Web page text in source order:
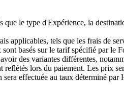
que le type d'Expérience, la
applicables, tels que les frais de
basés sur le tarif spécifié par le
des variantes différentes,
lors du paiement. Les prix
effectuée au taux déterminé